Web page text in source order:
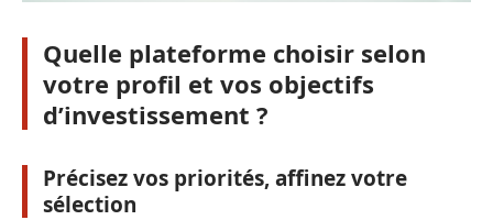
Quelle plateforme choisir selon
votre profil et vos objectifs
d’investissement ?
Précisez vos priorités, affinez votre
sélection